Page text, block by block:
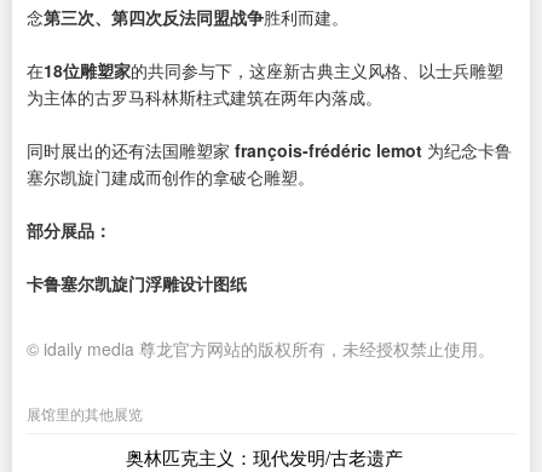
念第三次、第四次反法同盟战争胜利而建。
在18位雕塑家的共同参与下，这座新古典主义风格、以士兵雕塑
为主体的古罗马科林斯柱式建筑在两年内落成。
同时展出的还有法国雕塑家 françois-frédéric lemot 为纪念卡鲁
塞尔凯旋门建成而创作的拿破仑雕塑。
部分展品：
卡鲁塞尔凯旋门浮雕设计图纸
© idaily media 尊龙官方网站的版权所有，未经授权禁止使用。
展馆里的其他展览
奥林匹克主义：现代发明/古老遗产